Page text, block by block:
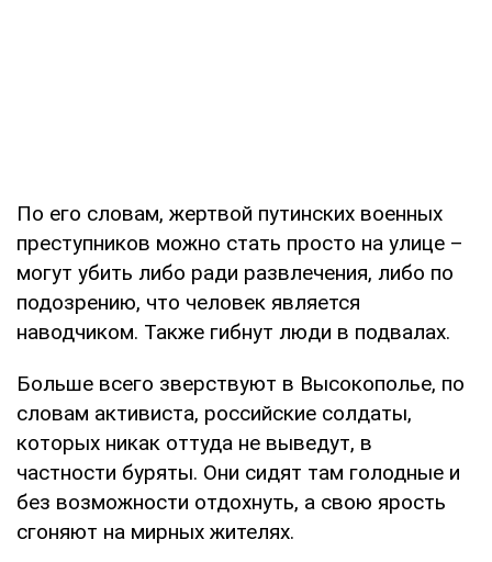
По его словам, жертвой путинских военных
преступников можно стать просто на улице –
могут убить либо ради развлечения, либо по
подозрению, что человек является
наводчиком. Также гибнут люди в подвалах.
Больше всего зверствуют в Высокополье, по
словам активиста, российские солдаты,
которых никак оттуда не выведут, в
частности буряты. Они сидят там голодные и
без возможности отдохнуть, а свою ярость
сгоняют на мирных жителях.